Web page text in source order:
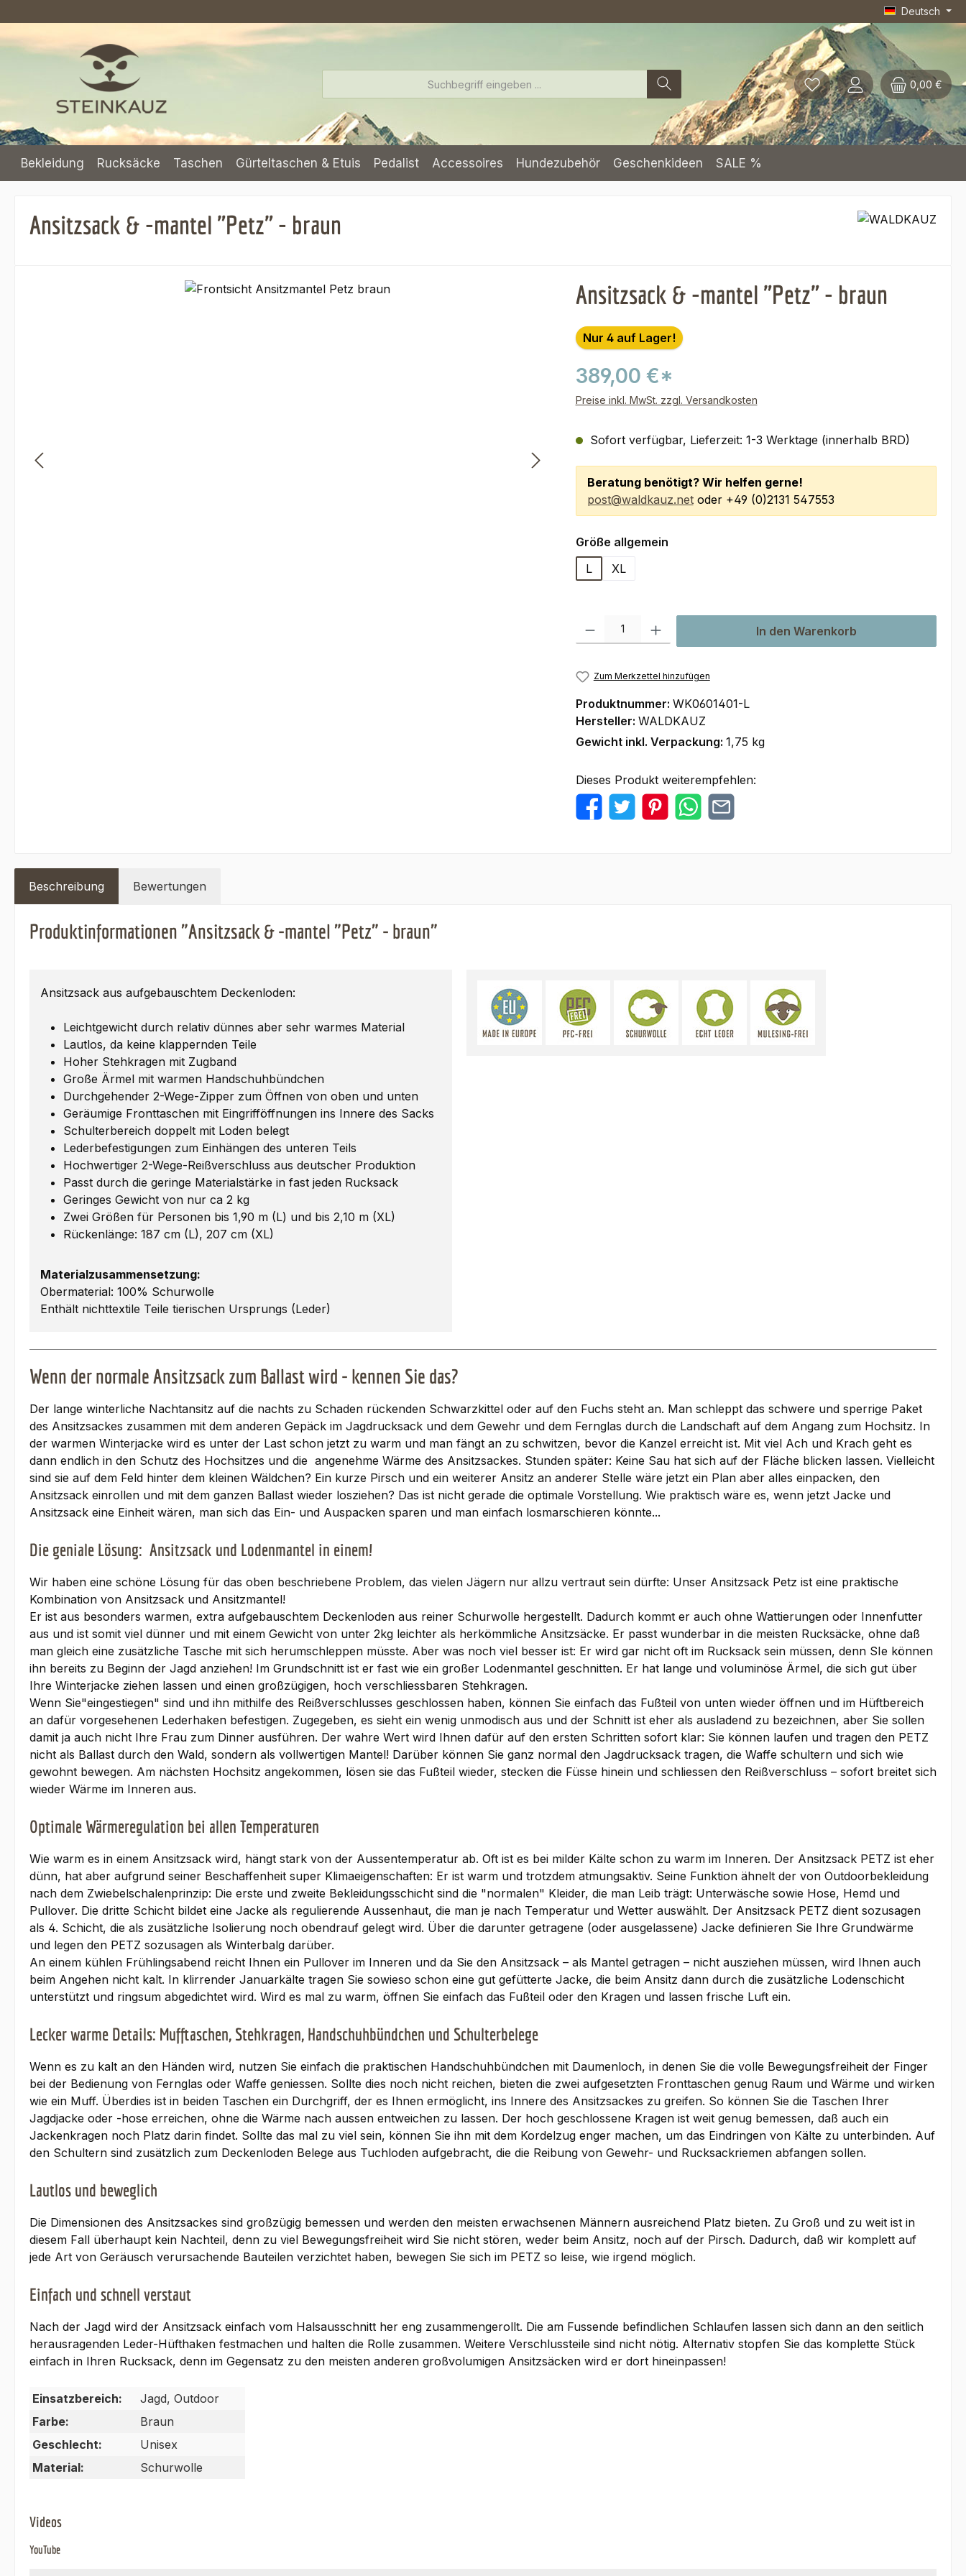
Deutsch
0,00 €
Bekleidung Rucksäcke Taschen Gürteltaschen & Etuis Pedalist Accessoires Hundezubehör Geschenkideen SALE %
Ansitzsack & -mantel "Petz" - braun
Ansitzsack & -mantel "Petz" - braun
Nur 4 auf Lager!
389,00 €*
Preise inkl. MwSt. zzgl. Versandkosten
Sofort verfügbar, Lieferzeit: 1-3 Werktage (innerhalb BRD)
Beratung benötigt? Wir helfen gerne!
post@waldkauz.netoder +49 (0)2131 547553
Größe allgemeinauswählen
L
XL
Produkt Anzahl: Gib den gewünschten Wert ein oder benutze die Schaltflächen
In den Warenkorb
Zum Merkzettel hinzufügen
Produktnummer: WK0601401-L
Hersteller: WALDKAUZ
Gewicht inkl. Verpackung: 1,75 kg
Dieses Produkt weiterempfehlen:
Beschreibung Bewertungen
Produktinformationen "Ansitzsack & -mantel "Petz" - braun"
Ansitzsack aus aufgebauschtem Deckenloden:
Leichtgewicht durch relativ dünnes aber sehr warmes Material
Lautlos, da keine klappernden Teile
Hoher Stehkragen mit Zugband
Große Ärmel mit warmen Handschuhbündchen
Durchgehender 2-Wege-Zipper zum Öffnen von oben und unten
Geräumige Fronttaschen mit Eingrifföffnungen ins Innere des Sacks
Schulterbereich doppelt mit Loden belegt
Lederbefestigungen zum Einhängen des unteren Teils
Hochwertiger 2-Wege-Reißverschluss aus deutscher Produktion
Passt durch die geringe Materialstärke in fast jeden Rucksack
Geringes Gewicht von nur ca 2 kg
Zwei Größen für Personen bis 1,90 m (L) und bis 2,10 m (XL)
Rückenlänge: 187 cm (L), 207 cm (XL)
Materialzusammensetzung:
Obermaterial: 100% Schurwolle
Enthält nichttextile Teile tierischen Ursprungs (Leder)
Wenn der normale Ansitzsack zum Ballast wird - kennen Sie das?
Der lange winterliche Nachtansitz auf die nachts zu Schaden rückenden Schwarzkittel oder auf den Fuchs steht an. Man schleppt das schwere und sperrige Paket
des Ansitzsackes zusammen mit dem anderen Gepäck im Jagdrucksack und dem Gewehr und dem Fernglas durch die Landschaft auf dem Angang zum Hochsitz. In
der warmen Winterjacke wird es unter der Last schon jetzt zu warm und man fängt an zu schwitzen, bevor die Kanzel erreicht ist. Mit viel Ach und Krach geht es
dann endlich in den Schutz des Hochsitzes und die angenehme Wärme des Ansitzsackes. Stunden später: Keine Sau hat sich auf der Fläche blicken lassen. Vielleicht
sind sie auf dem Feld hinter dem kleinen Wäldchen? Ein kurze Pirsch und ein weiterer Ansitz an anderer Stelle wäre jetzt ein Plan aber alles einpacken, den
Ansitzsack einrollen und mit dem ganzen Ballast wieder losziehen? Das ist nicht gerade die optimale Vorstellung. Wie praktisch wäre es, wenn jetzt Jacke und
Ansitzsack eine Einheit wären, man sich das Ein- und Auspacken sparen und man einfach losmarschieren könnte...
Die geniale Lösung: Ansitzsack und Lodenmantel in einem!
Wir haben eine schöne Lösung für das oben beschriebene Problem, das vielen Jägern nur allzu vertraut sein dürfte: Unser Ansitzsack Petz ist eine praktische
Kombination von Ansitzsack und Ansitzmantel!
Er ist aus besonders warmen, extra aufgebauschtem Deckenloden aus reiner Schurwolle hergestellt. Dadurch kommt er auch ohne Wattierungen oder Innenfutter
aus und ist somit viel dünner und mit einem Gewicht von unter 2kg leichter als herkömmliche Ansitzsäcke. Er passt wunderbar in die meisten Rucksäcke, ohne daß
man gleich eine zusätzliche Tasche mit sich herumschleppen müsste. Aber was noch viel besser ist: Er wird gar nicht oft im Rucksack sein müssen, denn SIe können
ihn bereits zu Beginn der Jagd anziehen! Im Grundschnitt ist er fast wie ein großer Lodenmantel geschnitten. Er hat lange und voluminöse Ärmel, die sich gut über
Ihre Winterjacke ziehen lassen und einen großzügigen, hoch verschliessbaren Stehkragen.
Wenn Sie"eingestiegen" sind und ihn mithilfe des Reißverschlusses geschlossen haben, können Sie einfach das Fußteil von unten wieder öffnen und im Hüftbereich
an dafür vorgesehenen Lederhaken befestigen. Zugegeben, es sieht ein wenig unmodisch aus und der Schnitt ist eher als ausladend zu bezeichnen, aber Sie sollen
damit ja auch nicht Ihre Frau zum Dinner ausführen. Der wahre Wert wird Ihnen dafür auf den ersten Schritten sofort klar: Sie können laufen und tragen den PETZ
nicht als Ballast durch den Wald, sondern als vollwertigen Mantel! Darüber können Sie ganz normal den Jagdrucksack tragen, die Waffe schultern und sich wie
gewohnt bewegen. Am nächsten Hochsitz angekommen, lösen sie das Fußteil wieder, stecken die Füsse hinein und schliessen den Reißverschluss – sofort breitet sich
wieder Wärme im Inneren aus.
Optimale Wärmeregulation bei allen Temperaturen
Wie warm es in einem Ansitzsack wird, hängt stark von der Aussentemperatur ab. Oft ist es bei milder Kälte schon zu warm im Inneren. Der Ansitzsack PETZ ist eher
dünn, hat aber aufgrund seiner Beschaffenheit super Klimaeigenschaften: Er ist warm und trotzdem atmungsaktiv. Seine Funktion ähnelt der von Outdoorbekleidung
nach dem Zwiebelschalenprinzip: Die erste und zweite Bekleidungsschicht sind die "normalen" Kleider, die man Leib trägt: Unterwäsche sowie Hose, Hemd und
Pullover. Die dritte Schicht bildet eine Jacke als regulierende Aussenhaut, die man je nach Temperatur und Wetter auswählt. Der Ansitzsack PETZ dient sozusagen
als 4. Schicht, die als zusätzliche Isolierung noch obendrauf gelegt wird. Über die darunter getragene (oder ausgelassene) Jacke definieren Sie Ihre Grundwärme
und legen den PETZ sozusagen als Winterbalg darüber.
An einem kühlen Frühlingsabend reicht Ihnen ein Pullover im Inneren und da Sie den Ansitzsack – als Mantel getragen – nicht ausziehen müssen, wird Ihnen auch
beim Angehen nicht kalt. In klirrender Januarkälte tragen Sie sowieso schon eine gut gefütterte Jacke, die beim Ansitz dann durch die zusätzliche Lodenschicht
unterstützt und ringsum abgedichtet wird. Wird es mal zu warm, öffnen Sie einfach das Fußteil oder den Kragen und lassen frische Luft ein.
Lecker warme Details: Mufftaschen, Stehkragen, Handschuhbündchen und Schulterbelege
Wenn es zu kalt an den Händen wird, nutzen Sie einfach die praktischen Handschuhbündchen mit Daumenloch, in denen Sie die volle Bewegungsfreiheit der Finger
bei der Bedienung von Fernglas oder Waffe geniessen. Sollte dies noch nicht reichen, bieten die zwei aufgesetzten Fronttaschen genug Raum und Wärme und wirken
wie ein Muff. Überdies ist in beiden Taschen ein Durchgriff, der es Ihnen ermöglicht, ins Innere des Ansitzsackes zu greifen. So können Sie die Taschen Ihrer
Jagdjacke oder -hose erreichen, ohne die Wärme nach aussen entweichen zu lassen. Der hoch geschlossene Kragen ist weit genug bemessen, daß auch ein
Jackenkragen noch Platz darin findet. Sollte das mal zu viel sein, können Sie ihn mit dem Kordelzug enger machen, um das Eindringen von Kälte zu unterbinden. Auf
den Schultern sind zusätzlich zum Deckenloden Belege aus Tuchloden aufgebracht, die die Reibung von Gewehr- und Rucksackriemen abfangen sollen.
Lautlos und beweglich
Die Dimensionen des Ansitzsackes sind großzügig bemessen und werden den meisten erwachsenen Männern ausreichend Platz bieten. Zu Groß und zu weit ist in
diesem Fall überhaupt kein Nachteil, denn zu viel Bewegungsfreiheit wird Sie nicht stören, weder beim Ansitz, noch auf der Pirsch. Dadurch, daß wir komplett auf
jede Art von Geräusch verursachende Bauteilen verzichtet haben, bewegen Sie sich im PETZ so leise, wie irgend möglich.
Einfach und schnell verstaut
Nach der Jagd wird der Ansitzsack einfach vom Halsausschnitt her eng zusammengerollt. Die am Fussende befindlichen Schlaufen lassen sich dann an den seitlich
herausragenden Leder-Hüfthaken festmachen und halten die Rolle zusammen. Weitere Verschlussteile sind nicht nötig. Alternativ stopfen Sie das komplette Stück
einfach in Ihren Rucksack, denn im Gegensatz zu den meisten anderen großvolumigen Ansitzsäcken wird er dort hineinpassen!
Einsatzbereich:
Jagd, Outdoor
Farbe:
Braun
Geschlecht:
Unisex
Material:
Schurwolle
Videos
YouTube